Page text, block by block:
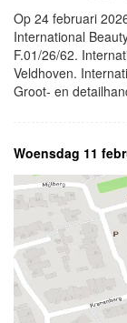
Op 24 februari
International
F.01/26/62.
Veldhoven.
Groot- en
Woensdag 11